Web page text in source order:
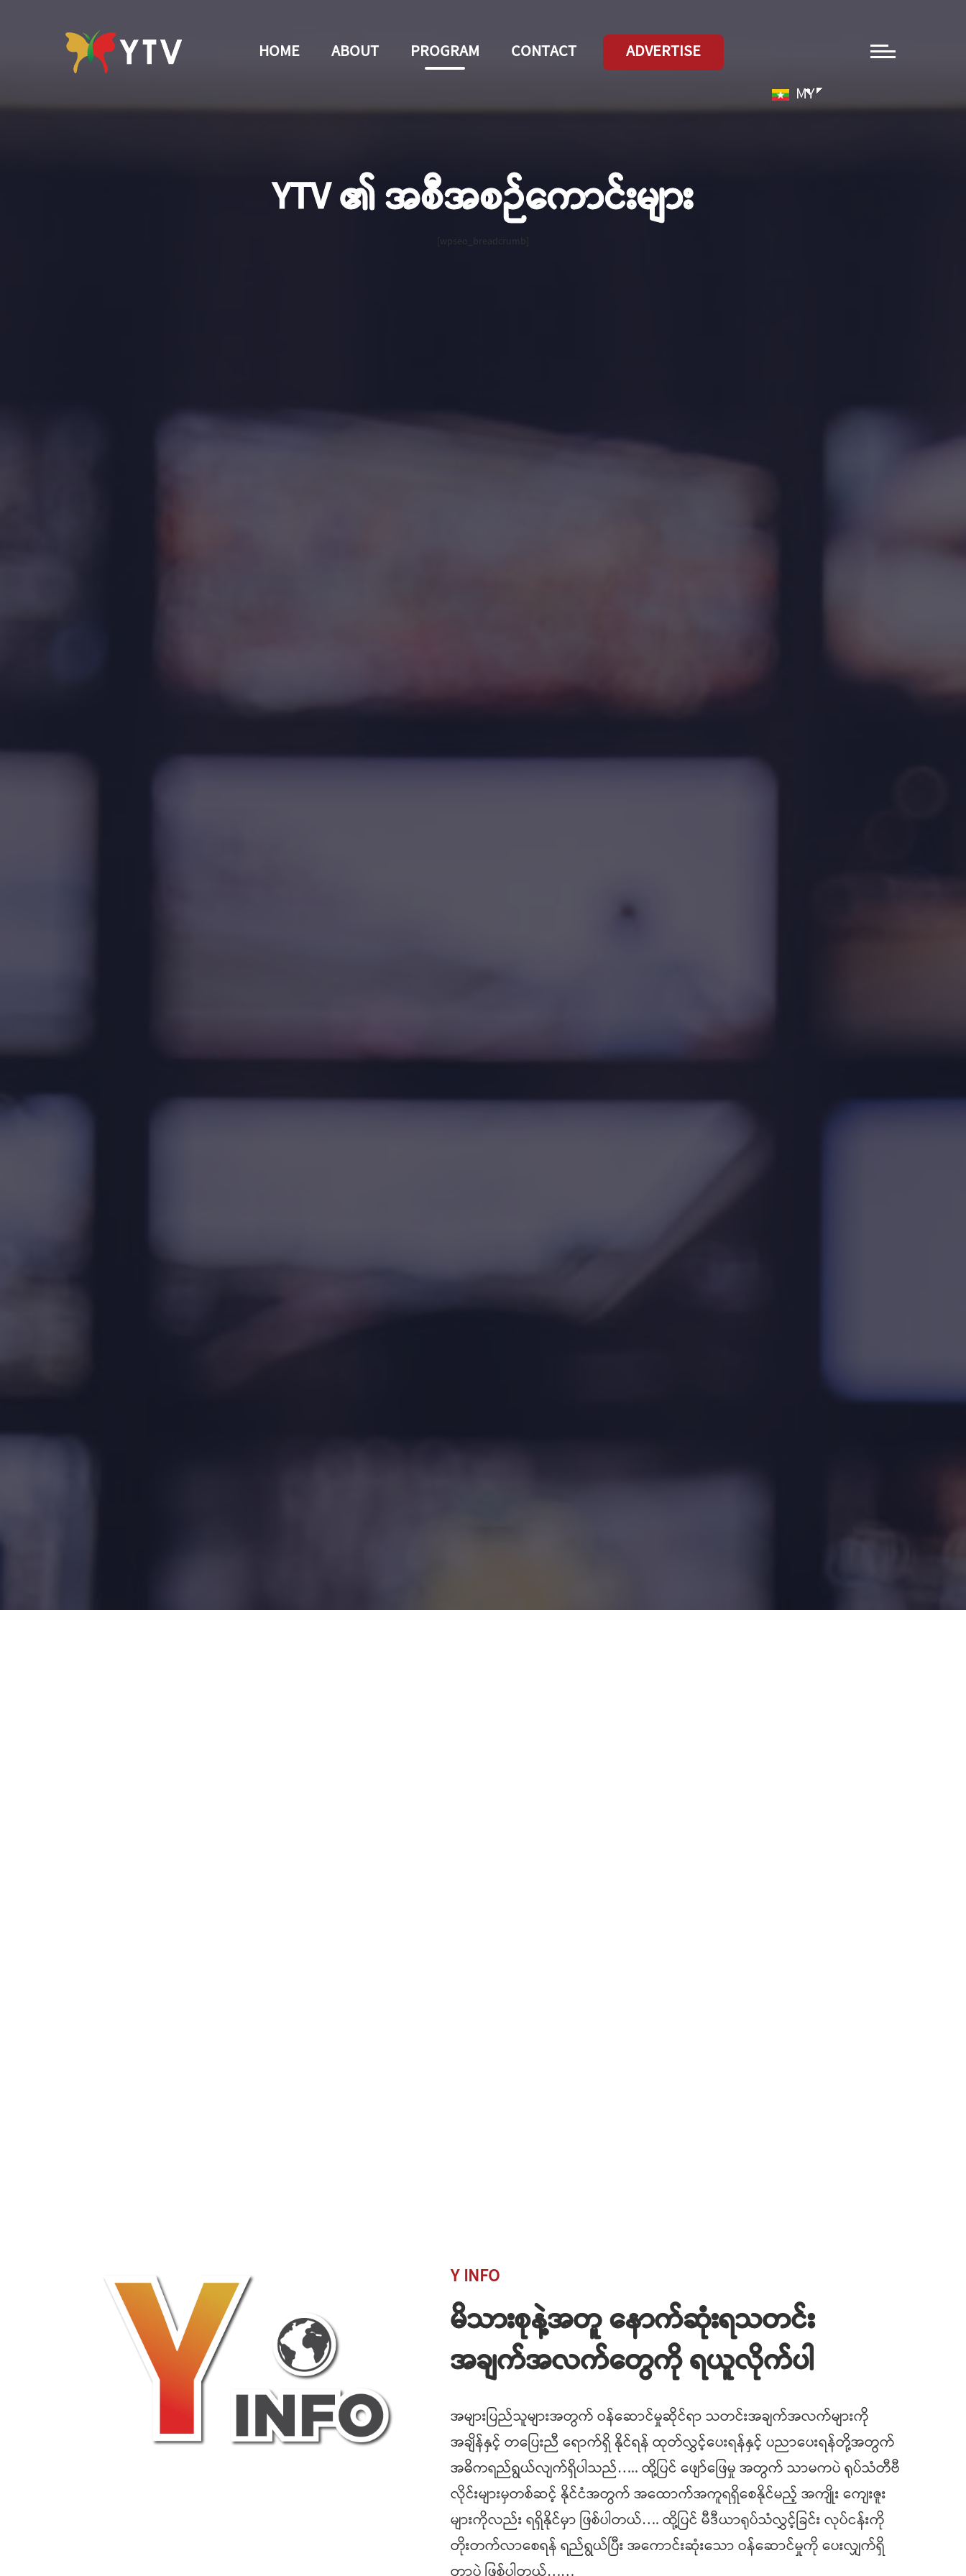
HOME ABOUT PROGRAM CONTACT
ADVERTISE
MY
YTV ၏ အစီအစဉ်ကောင်းများ
[wpseo_breadcrumb]
Y INFO
မိသားစုနဲ့အတူ နောက်ဆုံးရသတင်း
အချက်အလက်တွေကို ရယူလိုက်ပါ
အများပြည်သူများအတွက် ဝန်ဆောင်မှုဆိုင်ရာ သတင်းအချက်အလက်များကို
အချိန်နှင့် တပြေးညီ ရောက်ရှိ နိုင်ရန် ထုတ်လွှင့်ပေးရန်နှင့် ပညာပေးရန်တို့အတွက်
အဓိကရည်ရွယ်လျက်ရှိပါသည်….. ထို့ပြင် ဖျော်ဖြေမှု အတွက် သာမကပဲ ရုပ်သံတီဗီ
လိုင်းများမှတစ်ဆင့် နိုင်ငံအတွက် အထောက်အကူရရှိစေနိုင်မည့် အကျိုး ကျေးဇူး
များကိုလည်း ရရှိနိုင်မှာ ဖြစ်ပါတယ်…. ထို့ပြင် မီဒီယာရုပ်သံလွှင့်ခြင်း လုပ်ငန်းကို
တိုးတက်လာစေရန် ရည်ရွယ်ပြီး အကောင်းဆုံးသော ဝန်ဆောင်မှုကို ပေးလျှက်ရှိ